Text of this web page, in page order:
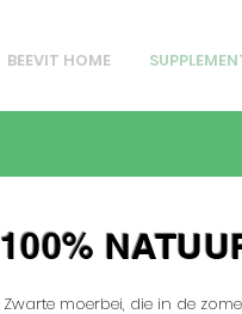
BEEVIT HOME
100%
Zwarte moerbei, die in de